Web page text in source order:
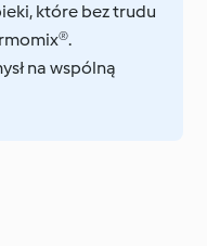
które bez trudu
na wspólną